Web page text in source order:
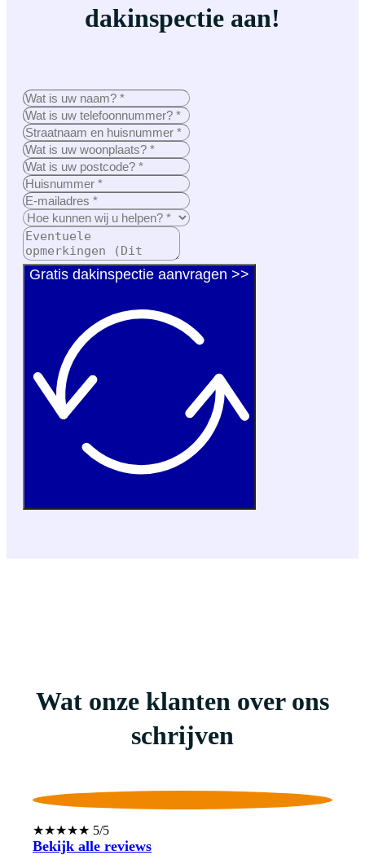
dakinspectie aan!
Gratis dakinspectie aanvragen >>
Wat onze klanten over ons
schrijven
★★★★★ 5/5
Bekijk alle reviews